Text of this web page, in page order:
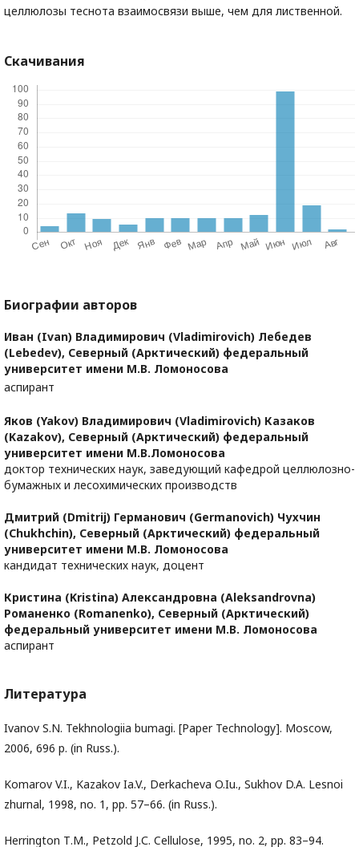
целлюлозы теснота взаимосвязи выше, чем для лиственной.
Скачивания
Биографии авторов
Иван (Ivan) Владимирович (Vladimirovich) Лебедев
(Lebedev), Северный (Арктический) федеральный
университет имени М.В. Ломоносова
аспирант
Яков (Yakov) Владимирович (Vladimirovich) Казаков
(Kazakov), Северный (Арктический) федеральный
университет имени М.В.Ломоносова
доктор технических наук, заведующий кафедрой целлюлозно-
бумажных и лесохимических производств
Дмитрий (Dmitrij) Германович (Germanovich) Чухчин
(Chukhchin), Северный (Арктический) федеральный
университет имени М.В. Ломоносова
кандидат технических наук, доцент
Кристина (Kristina) Александровна (Аleksandrovna)
Романенко (Romanenko), Северный (Арктический)
федеральный университет имени М.В. Ломоносова
аспирант
Литература
Ivanov S.N. Tekhnologiia bumagi. [Paper Technology]. Moscow,
2006, 696 p. (in Russ.).
Komarov V.I., Kazakov Ia.V., Derkacheva O.Iu., Sukhov D.A. Lesnoi
zhurnal, 1998, no. 1, pp. 57–66. (in Russ.).
Herrington Т.M., Petzold J.С. Cellulose, 1995, no. 2, pp. 83–94.